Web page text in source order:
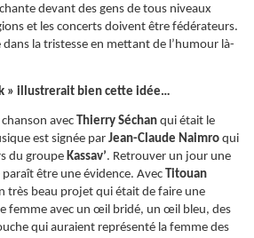
devant des gens de tous niveaux
et les concerts doivent être fédérateurs.
dans la tristesse en mettant de l’humour là-
» illustrerait bien cette idée…
avec Thierry Séchan qui était le
est signée par Jean-Claude Naimro qui
du groupe Kassav’. Retrouver un jour une
être une évidence. Avec Titouan
très beau projet qui était de faire une
femme avec un œil bridé, un œil bleu, des
qui auraient représenté la femme des